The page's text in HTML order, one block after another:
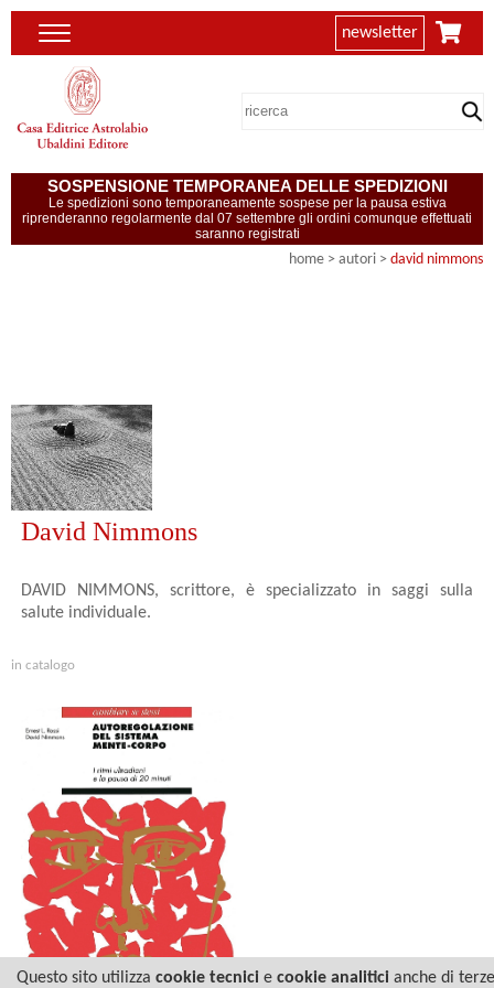
newsletter
SOSPENSIONE TEMPORANEA DELLE SPEDIZIONI
Le spedizioni sono temporaneamente sospese per la pausa estiva
riprenderanno regolarmente dal 07 settembre gli ordini comunque effettuati
saranno registrati
home > autori > david nimmons
David Nimmons
DAVID NIMMONS, scrittore, è specializzato in saggi sulla
salute individuale.
in catalogo
Questo sito utilizza cookie tecnicie cookie analiticianche di terze